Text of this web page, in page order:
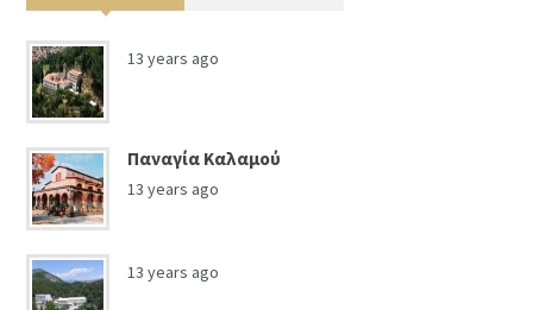
13 years ago
Παναγία Καλαμού
13 years ago
13 years ago